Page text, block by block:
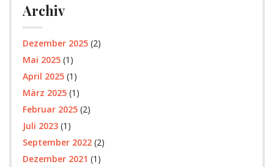
Archiv
Dezember 2025(2)
Mai 2025(1)
April 2025(1)
März 2025(1)
Februar 2025(2)
Juli 2023(1)
September 2022(2)
Dezember 2021 (1)